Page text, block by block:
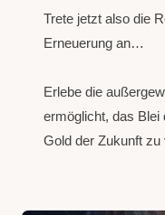
Trete jetzt also die
Erneuerung an…
Erlebe die
ermöglicht, das Blei
Gold der Zukunft